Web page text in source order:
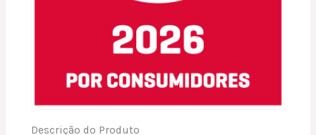
Descrição do Produto